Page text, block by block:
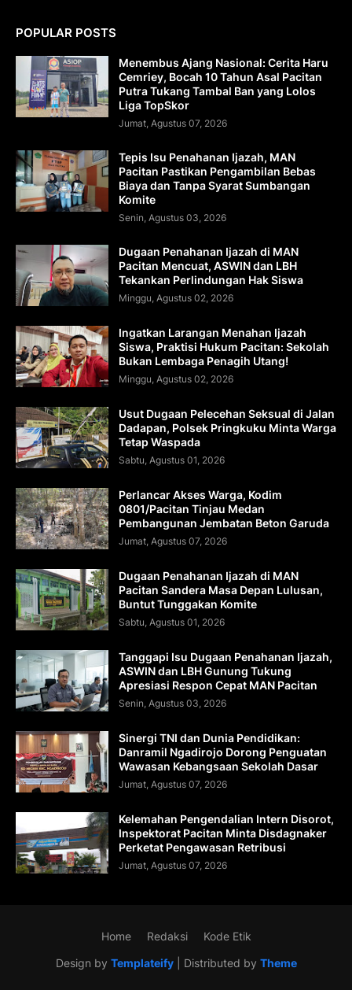
POPULAR POSTS
Menembus Ajang Nasional: Cerita Haru
Cemriey, Bocah 10 Tahun Asal Pacitan
Putra Tukang Tambal Ban yang Lolos
Liga TopSkor
Jumat, Agustus 07, 2026
Tepis Isu Penahanan Ijazah, MAN
Pacitan Pastikan Pengambilan Bebas
Biaya dan Tanpa Syarat Sumbangan
Komite
Senin, Agustus 03, 2026
Dugaan Penahanan Ijazah di MAN
Pacitan Mencuat, ASWIN dan LBH
Tekankan Perlindungan Hak Siswa
Minggu, Agustus 02, 2026
Ingatkan Larangan Menahan Ijazah
Siswa, Praktisi Hukum Pacitan: Sekolah
Bukan Lembaga Penagih Utang!
Minggu, Agustus 02, 2026
Usut Dugaan Pelecehan Seksual di Jalan
Dadapan, Polsek Pringkuku Minta Warga
Tetap Waspada
Sabtu, Agustus 01, 2026
Perlancar Akses Warga, Kodim
0801/Pacitan Tinjau Medan
Pembangunan Jembatan Beton Garuda
Jumat, Agustus 07, 2026
Dugaan Penahanan Ijazah di MAN
Pacitan Sandera Masa Depan Lulusan,
Buntut Tunggakan Komite
Sabtu, Agustus 01, 2026
Tanggapi Isu Dugaan Penahanan Ijazah,
ASWIN dan LBH Gunung Tukung
Apresiasi Respon Cepat MAN Pacitan
Senin, Agustus 03, 2026
Sinergi TNI dan Dunia Pendidikan:
Danramil Ngadirojo Dorong Penguatan
Wawasan Kebangsaan Sekolah Dasar
Jumat, Agustus 07, 2026
Kelemahan Pengendalian Intern Disorot,
Inspektorat Pacitan Minta Disdagnaker
Perketat Pengawasan Retribusi
Jumat, Agustus 07, 2026
Design by Templateify| Distributed by Theme
Home Redaksi Kode Etik